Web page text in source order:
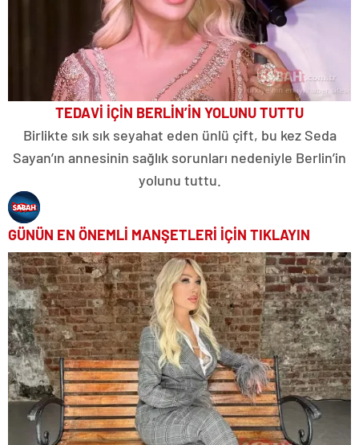
TEDAVİ İÇİN BERLİN’İN YOLUNU TUTTU
Birlikte sık sık seyahat eden ünlü çift, bu kez Seda
Sayan’ın annesinin sağlık sorunları nedeniyle Berlin’in
yolunu tuttu.
GÜNÜN EN ÖNEMLİ MANŞETLERİ İÇİN TIKLAYIN